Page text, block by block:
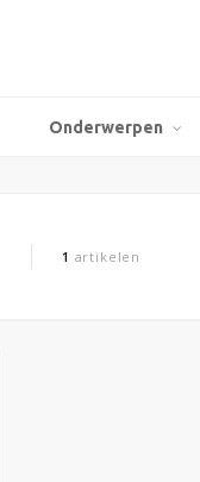
Onderwerpen
1 artikelen